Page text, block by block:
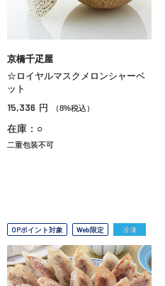
京橋千疋屋
☆ロイヤルマスクメロンシャーベ
ット
15,336 円 （8%税込）
在庫：○
二重包装不可
OPポイント対象 Web限定 冷凍